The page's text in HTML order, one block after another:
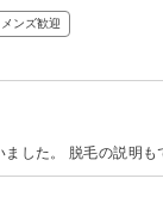
メンズ歓迎